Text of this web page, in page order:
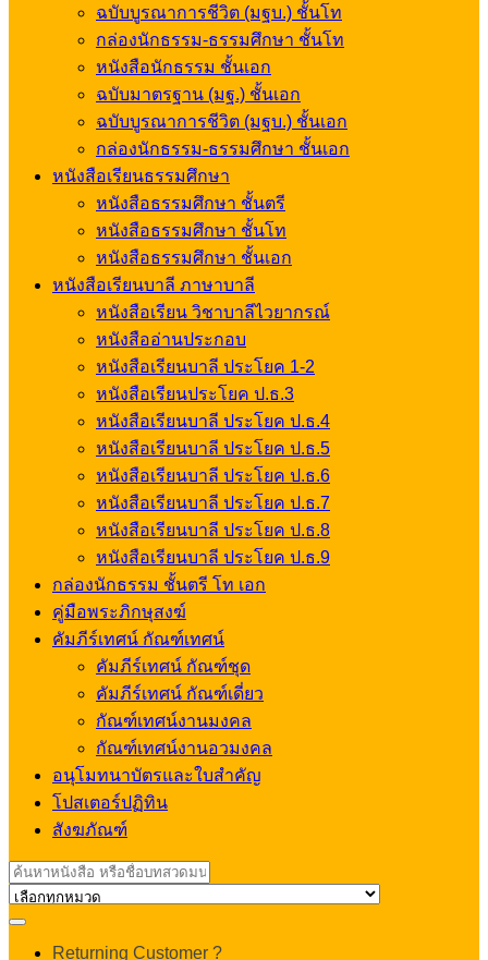
ฉบับบูรณาการชีวิต (มฐบ.) ชั้นโท
กล่องนักธรรม-ธรรมศึกษา ชั้นโท
หนังสือนักธรรม ชั้นเอก
ฉบับมาตรฐาน (มฐ.) ชั้นเอก
ฉบับบูรณาการชีวิต (มฐบ.) ชั้นเอก
กล่องนักธรรม-ธรรมศึกษา ชั้นเอก
หนังสือเรียนธรรมศึกษา
หนังสือธรรมศึกษา ชั้นตรี
หนังสือธรรมศึกษา ชั้นโท
หนังสือธรรมศึกษา ชั้นเอก
หนังสือเรียนบาลี ภาษาบาลี
หนังสือเรียน วิชาบาลีไวยากรณ์
หนังสืออ่านประกอบ
หนังสือเรียนบาลี ประโยค 1-2
หนังสือเรียนประโยค ป.ธ.3
หนังสือเรียนบาลี ประโยค ป.ธ.4
หนังสือเรียนบาลี ประโยค ป.ธ.5
หนังสือเรียนบาลี ประโยค ป.ธ.6
หนังสือเรียนบาลี ประโยค ป.ธ.7
หนังสือเรียนบาลี ประโยค ป.ธ.8
หนังสือเรียนบาลี ประโยค ป.ธ.9
กล่องนักธรรม ชั้นตรี โท เอก
คู่มือพระภิกษุสงฆ์
คัมภีร์เทศน์ กัณฑ์เทศน์
คัมภีร์เทศน์ กัณฑ์ชุด
คัมภีร์เทศน์ กัณฑ์เดี่ยว
กัณฑ์เทศน์งานมงคล
กัณฑ์เทศน์งานอวมงคล
อนุโมทนาบัตรและใบสำคัญ
โปสเตอร์ปฏิทิน
สังฆภัณฑ์
Search
for:
Returning Customer ?